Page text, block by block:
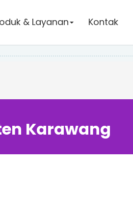
& Layanan Kontak
Karawang